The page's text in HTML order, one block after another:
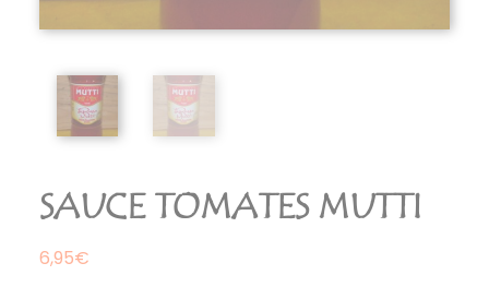
SAUCE TOMATES MUTTI
6,95€